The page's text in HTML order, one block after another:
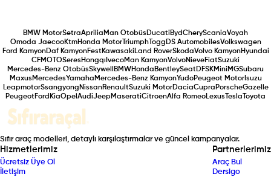
BMW MotorSetraAprilia Man Otobüs Ducati BydCheryScaniaVoyah
Omoda JaecooKtmHonda MotorTriumphTogg DS AutomobilesVolkswagen
Ford KamyonDaf KamyonFestKawasaki Land RoverSkodaVolvo KamyonHyundai
CFMOTOSeres Hongqı IvecoMan KamyonVolvoNieveFiatSuzuki
Mercedes-Benz OtobüsSkywell BMW Honda BentleySeatDFSKMini MGSubaru
Maxus MercedesYamaha Mercedes-Benz KamyonYudoPeugeot MotorIsuzu
LeapmotorSsangyong NissanRenaultSuzuki MotorDaciaCupra PorscheGazelle
PeugeotFord KiaOpel AudiJeep MaseratiCitroenAlfa RomeoLexus Tesla Toyota
Sıfır araç modelleri, detaylı karşılaştırmalar ve güncel kampanyalar.
Hizmetlerimiz
Ücretsiz Üye Ol
İletişim
Partnerlerimiz
Araç Bul
Dersigo